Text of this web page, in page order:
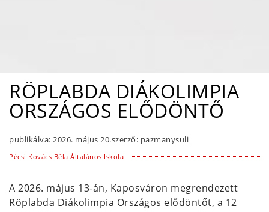
RÖPLABDA DIÁKOLIMPIA
ORSZÁGOS ELŐDÖNTŐ
publikálva: 2026. május 20.szerző: pazmanysuli
Pécsi Kovács Béla Általános Iskola
A 2026. május 13-án, Kaposváron megrendezett
Röplabda Diákolimpia Országos elődöntőt, a 12